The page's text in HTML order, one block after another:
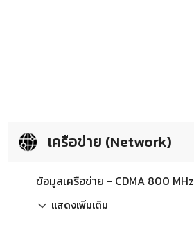
เครือข่าย (Network)
ข้อมูลเครือข่าย - CDMA 800 MHz
แสดงเพิ่มเติม